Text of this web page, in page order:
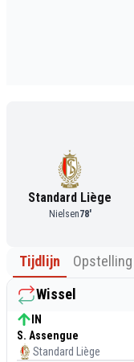
Standard Liège
Nielsen78'
Tijdlijn Opstelling
Wissel
IN
S. Assengue
Standard Liège